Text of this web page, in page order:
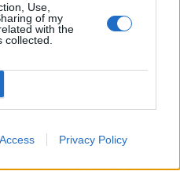
Use,
of my
with the
Privacy Policy
piacerti